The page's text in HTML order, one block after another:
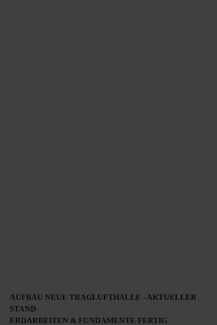
AUFBAU NEUE TRAGLUFTHALLE - AKTUELLER
STAND
ERDARBEITEN & FUNDAMENTE FERTIG